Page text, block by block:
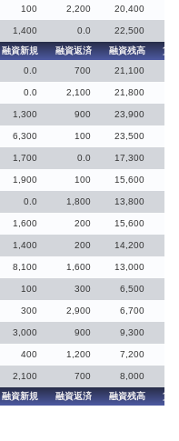
100 2,200 20,400
1,400 0.0
22,500
融資新規 融資返済 融資残高
貸
0.0 700 21,100
0.0 2,100 21,800
1,300 900 23,900
6,300 100 23,500
1,700 0.0 17,300
1,900 100 15,600
0.0 1,800 13,800
1,600 200 15,600
1,400 200 14,200
8,100 1,600 13,000
100 300 6,500
300 2,900 6,700
3,000 900 9,300
400 1,200 7,200
2,100 700
8,000
融資新規 融資返済 融資残高 貸